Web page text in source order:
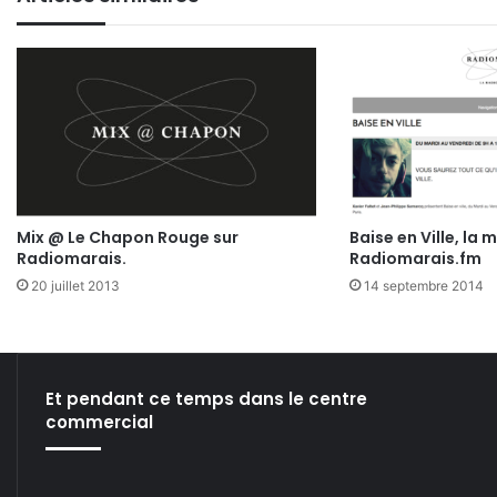
Mix @ Le Chapon Rouge sur
Radiomarais.
20 juillet 2013
Baise en Ville, la
Radiomarais.fm
14 septembre 2014
Et pendant ce temps dans le centre
commercial